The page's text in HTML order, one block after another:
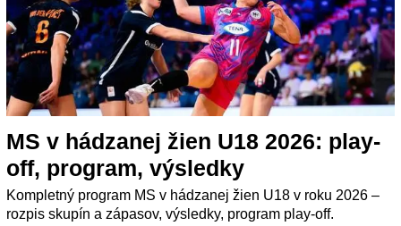
MS v hádzanej žien U18 2026: play-
off, program, výsledky
Kompletný program MS v hádzanej žien U18 v roku 2026 –
rozpis skupín a zápasov, výsledky, program play-off.